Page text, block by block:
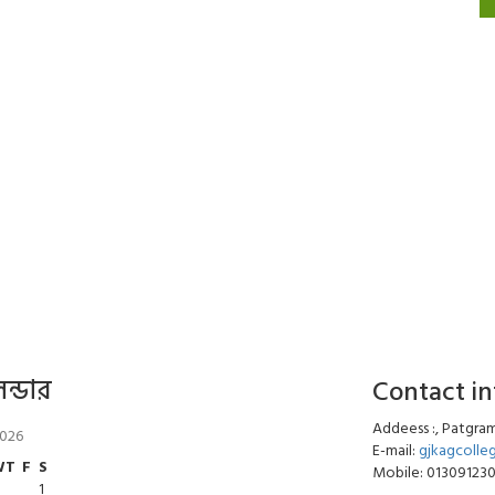
T F S
1
Contact
Addeess :,
E-mail:
Mobile: